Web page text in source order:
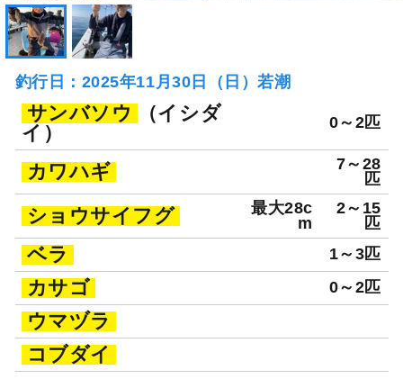
釣行日：2025年11月30日（日）若潮
サンバソウ
（イシダ
イ）
0～2匹
カワハギ
7～28
匹
ショウサイフグ
最大28c
m
2～15
匹
ベラ 1～3匹
カサゴ 0～2匹
ウマヅラ
コブダイ